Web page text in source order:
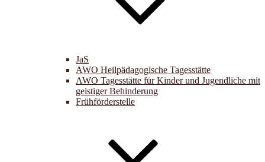
JaS
AWO Heilpädagogische Tagesstätte
AWO Tagesstätte für Kinder und Jugendliche mit
geistiger Behinderung
Frühförderstelle